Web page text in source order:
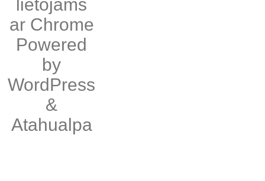
lietojams
ar Chrome
Powered
by
WordPress
&
Atahualpa